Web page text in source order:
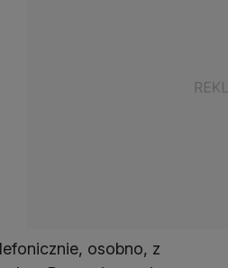
osobno, z